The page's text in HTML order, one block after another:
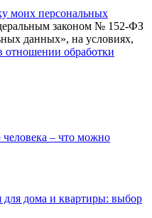
моих персональных
законом № 152-ФЗ
данных», на условиях,
отношении обработки
человека – что можно
для дома и квартиры: выбор